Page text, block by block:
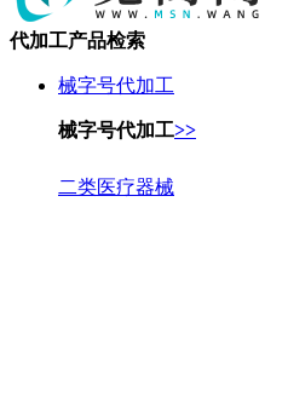
代加工产品检索
械字号代加工
械字号代加工>>
二类医疗器械